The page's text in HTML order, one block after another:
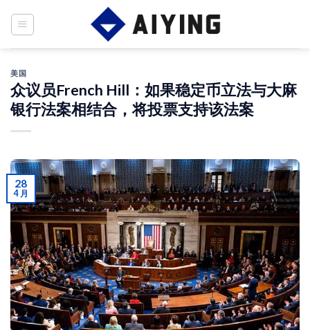
美国
众议员French Hill：如果稳定币立法与大麻
银行法案相结合，将投票支持该法案
28
4 月